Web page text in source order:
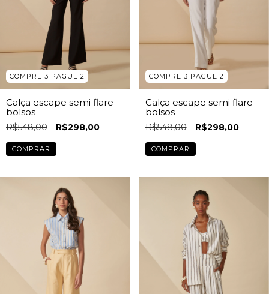
COMPRE 3 PAGUE 2
Calça escape semi flare
bolsos
R$548,00 R$298,00
COMPRAR
COMPRE 3 PAGUE 2
Calça escape semi flare
bolsos
R$548,00 R$298,00
COMPRAR